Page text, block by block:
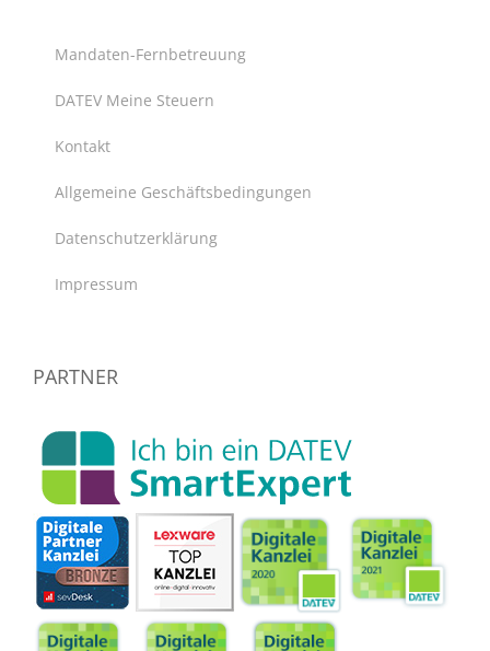
Mandaten-Fernbetreuung
DATEV Meine Steuern
Kontakt
Allgemeine Geschäftsbedingungen
Datenschutzerklärung
Impressum
PARTNER